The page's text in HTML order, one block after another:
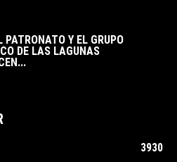
PATRONATO Y EL GRUPO
DE LAS LAGUNAS
3930